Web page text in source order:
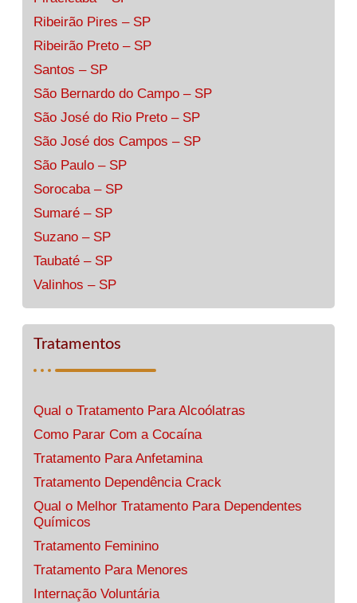
Ribeirão Pires – SP
Ribeirão Preto – SP
Santos – SP
São Bernardo do Campo – SP
São José do Rio Preto – SP
São José dos Campos – SP
São Paulo – SP
Sorocaba – SP
Sumaré – SP
Suzano – SP
Taubaté – SP
Valinhos – SP
Tratamentos
Qual o Tratamento Para Alcoólatras
Como Parar Com a Cocaína
Tratamento Para Anfetamina
Tratamento Dependência Crack
Qual o Melhor Tratamento Para Dependentes
Químicos
Tratamento Feminino
Tratamento Para Menores
Internação Voluntária